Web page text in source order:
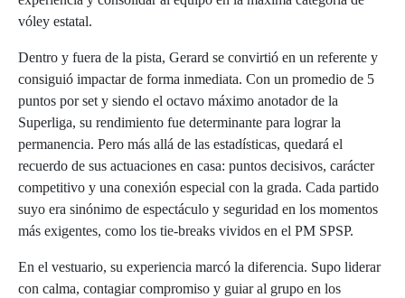
vóley estatal.
Dentro y fuera de la pista, Gerard se convirtió en un referente y
consiguió impactar de forma inmediata. Con un promedio de 5
puntos por set y siendo el octavo máximo anotador de la
Superliga, su rendimiento fue determinante para lograr la
permanencia. Pero más allá de las estadísticas, quedará el
recuerdo de sus actuaciones en casa: puntos decisivos, carácter
competitivo y una conexión especial con la grada. Cada partido
suyo era sinónimo de espectáculo y seguridad en los momentos
más exigentes, como los tie-breaks vividos en el PM SPSP.
En el vestuario, su experiencia marcó la diferencia. Supo liderar
con calma, contagiar compromiso y guiar al grupo en los